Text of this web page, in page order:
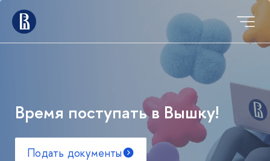
Время поступать в Вышку!
Подать документы